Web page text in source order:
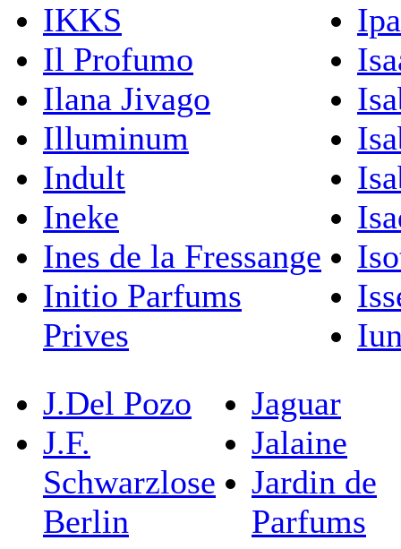
IKKS
Il Profumo
Ilana Jivago
Illuminum
Indult
Ineke
Ines de la Fressange
Initio Parfums
Prives
J.Del Pozo
J.F.
Schwarzlose
Berlin
Jaguar
Jalaine
Jardin de
Parfums